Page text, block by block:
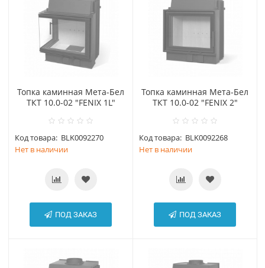
Топка каминная Мета-Бел
ТКТ 10.0-02 "FENIX 1L"
Код товара: BLK0092270
Нет в наличии
ПОД ЗАКАЗ
Топка каминная Мета-Бел
ТКТ 10.0-02 "FENIX 2"
Код товара: BLK0092268
Нет в наличии
ПОД ЗАКАЗ